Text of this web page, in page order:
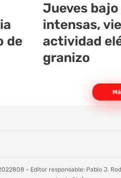
de
Jueves
intensas,
actividad
granizo
- Editor responsable: Pablo J.